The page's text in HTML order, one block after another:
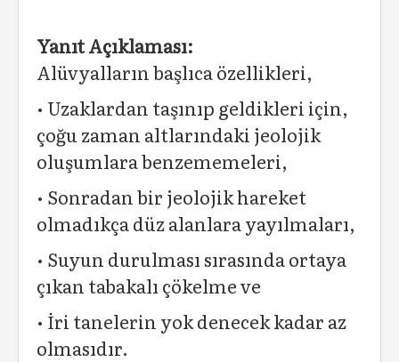
Yanıt Açıklaması:
Alüvyalların başlıca özellikleri,
• Uzaklardan taşınıp geldikleri için,
çoğu zaman altlarındaki jeolojik
oluşumlara benzememeleri,
• Sonradan bir jeolojik hareket
olmadıkça düz alanlara yayılmaları,
• Suyun durulması sırasında ortaya
çıkan tabakalı çökelme ve
• İri tanelerin yok denecek kadar az
olmasıdır.